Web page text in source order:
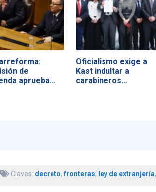
de
aprueba
Oficialismo exige a
Kast indultar a
carabineros…
Claves: decreto,fronteras, ley de extranjería,